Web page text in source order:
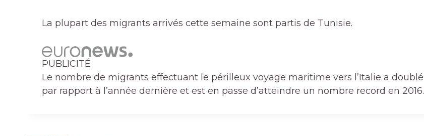
La plupart des migrants arrivés cette semaine sont partis de Tunisie.
PUBLICITÉ
Le nombre de migrants effectuant le périlleux voyage maritime vers l’Italie a doublé
par rapport à l’année dernière et est en passe d’atteindre un nombre record en 2016.